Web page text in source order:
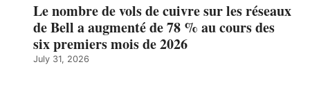
Le nombre de vols de cuivre sur les réseaux
de Bell a augmenté de 78 % au cours des
six premiers mois de 2026
July 31, 2026